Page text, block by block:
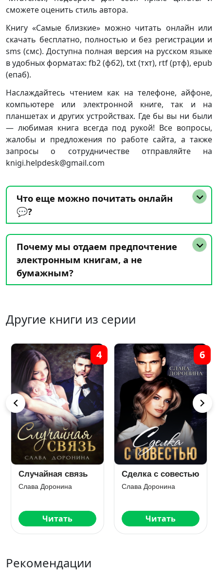
сможете оценить стиль автора.
Книгу «Самые близкие» можно читать онлайн или
скачать бесплатно, полностью и без регистрации и
sms (смс). Доступна полная версия на русском языке
в удобных форматах: fb2 (фб2), txt (тхт), rtf (ртф), epub
(епаб).
Наслаждайтесь чтением как на телефоне, айфоне,
компьютере или электронной книге, так и на
планшетах и других устройствах. Где бы вы ни были
— любимая книга всегда под рукой! Все вопросы,
жалобы и предложения по работе сайта, а также
запросы о сотрудничестве отправляйте на
knigi.helpdesk@gmail.com
Что еще можно почитать онлайн
💬?
Почему мы отдаем предпочтение
электронным книгам, а не
бумажным?
Другие книги из серии
Случайная связь
Слава Доронина
Читать
4
Сделка с совестью
Слава Доронина
Читать
6
Рекомендации